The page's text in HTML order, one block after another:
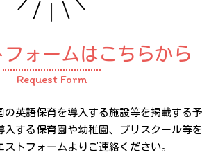
ォームはこちらから
Request Form
英語保育を導入する施設等を掲載する予
する保育園や幼稚園、プリスクール等を
トフォームよりご連絡ください。